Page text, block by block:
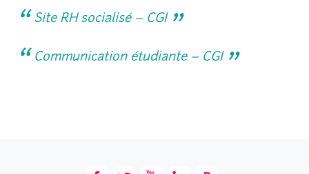
Site RH socialisé – CGI
Communication étudiante – CGI